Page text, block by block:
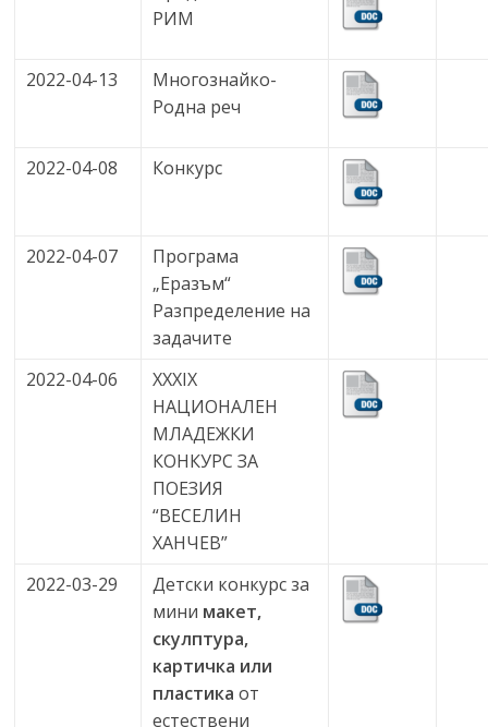
РИМ
2022-04-13
Многознайко-
Родна реч
2022-04-08 Конкурс
2022-04-07
Програма
„Еразъм“
Разпределение на
задачите
2022-04-06
ХХХIХ
НАЦИОНАЛЕН
МЛАДЕЖКИ
КОНКУРС ЗА
ПОЕЗИЯ
“ВЕСЕЛИН
ХАНЧЕВ”
2022-03-29
Детски конкурс за
мини макет,
скулптура,
картичка или
пластикаот
естествени